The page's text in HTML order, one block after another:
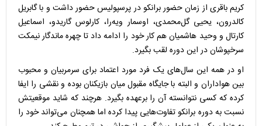
کریم باقری از زمان حضور برانکو در پرسپولیس حضور داشت و با گابریل
کالدرون، یحیی گل‌محمدی، اوسمار ویه‌را، کارلوس گاریدو، اسماعیل
کارتال و وحید هاشمیان هم کار خود را ادامه داد تا چهره ماندگار نیمکت
سرخپوشان در این دوره لقب بگیرد.
او در همه این سال‌های یک فرد مورد اعتماد برای سرمربیان و محبوب
بین هواداران و البته با جایگاه مقبول میان بازیکنان بوده و نقشی را ایفا
کرده که کسی نتوانسته آن را برعهده بگیرد. هرچند که شاید موقعیتش
نسبت به دوره برانکو تفاوت‌هایی پیدا کرده اما همچنان می‌تواند خود را